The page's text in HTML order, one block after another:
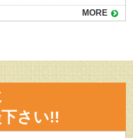
MORE
さい!!